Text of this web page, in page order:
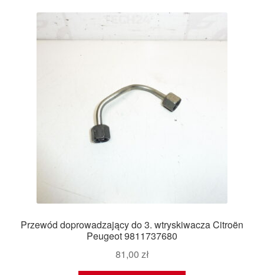
Przewód doprowadzający do 3. wtryskiwacza Citroën
Peugeot 9811737680
81,00 zł